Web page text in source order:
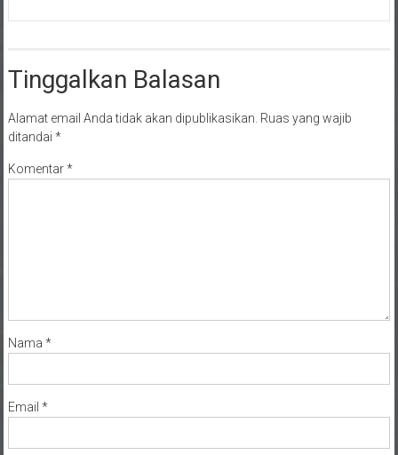
Tinggalkan Balasan
Alamat email Anda tidak akan dipublikasikan. Ruas yang wajib
ditandai *
Komentar*
Nama *
Email *